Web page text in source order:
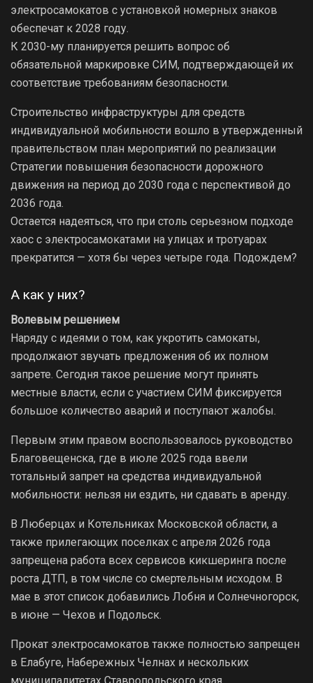
электросамокатов с установкой номерных знаков
обеспечат к 2028 году.
К 2030-му планируется решить вопрос об
обязательной маркировке СИМ, подтверждающей их
соответствие требованиям безопасности.
Строительство инфраструктуры для средств
индивидуальной мобильности вошло в утвержденный
правительством план мероприятий по реализации
Стратегии повышения безопасности дорожного
движения на период до 2030 года с перспективой до
2036 года.
Остается надеяться, что при столь серьезном подходе
хаос с электросамокатами на улицах и тротуарах
прекратится — хотя бы через четыре года. Подождем?
А как у них?
Волевым решением
Наряду с идеями о том, как укротить самокаты,
продолжают звучать предложения об их полном
запрете. Сегодня такое решение могут принять
местные власти, если с участием СИМ фиксируется
большое количество аварий и поступают жалобы.
Первым этим правом воспользовалось руководство
Благовещенска, где в июле 2025 года ввели
тотальный запрет на средства индивидуальной
мобильности: нельзя ни ездить, ни сдавать в аренду.
В Люберцах и Котельниках Московской области, а
также прилегающих поселках с апреля 2026 года
запрещена работа всех сервисов кикшеринга после
роста ДТП, в том числе со смертельным исходом. В
мае в этот список добавились Лобня и Солнечногорск,
в июне — Чехов и Подольск.
Прокат электросамокатов также полностью запрещен
в Елабуге, Набережных Челнах и нескольких